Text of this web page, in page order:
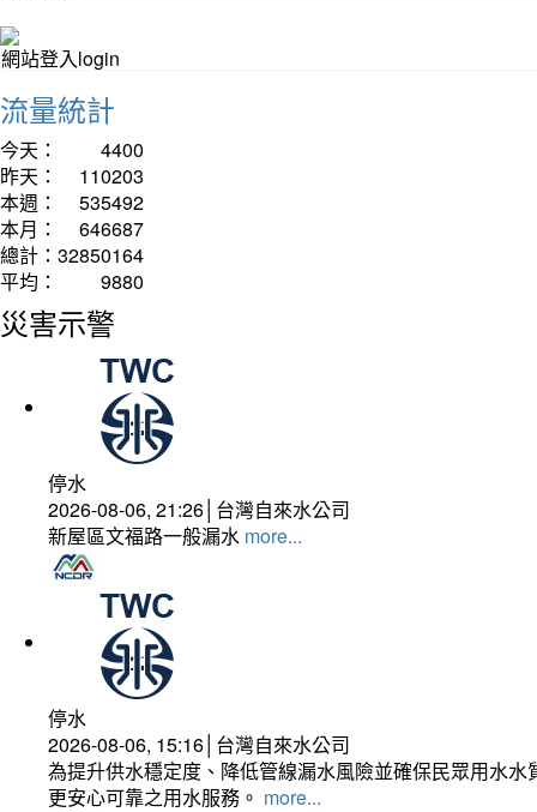
網站登入login
流量統計
今天：
4400
昨天：
110203
本週：
535492
本月：
646687
總計： 32850164
平均：
9880
災害示警
停水
2026-08-06, 21:26│台灣自來水公司
新屋區文福路一般漏水 more...
停水
2026-08-06, 15:16│台灣自來水公司
為提升供水穩定度、降低管線漏水風險並確保民眾用水
更安心可靠之用水服務。 more...